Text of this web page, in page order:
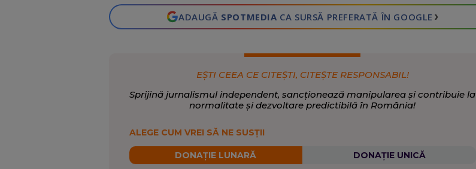
ADAUGĂ SPOTMEDIA CA SURSĂ PREFERATĂ ÎN GOOGLE ›
EȘTI CEEA CE CITEȘTI, CITEȘTE RESPONSABIL!
Sprijină jurnalismul independent, sancționează manipularea și contribuie la
normalitate și dezvoltare predictibilă în România!
ALEGE CUM VREI SĂ NE SUSȚII
DONAȚIE LUNARĂ DONAȚIE UNICĂ